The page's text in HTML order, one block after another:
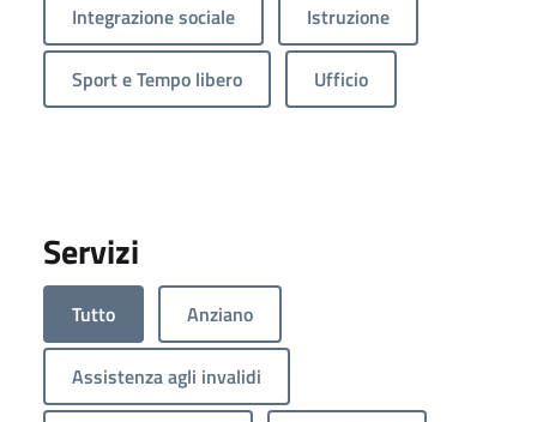
Integrazione sociale Istruzione
Sport e Tempo libero Ufficio
Servizi
Tutto Anziano
Assistenza agli invalidi